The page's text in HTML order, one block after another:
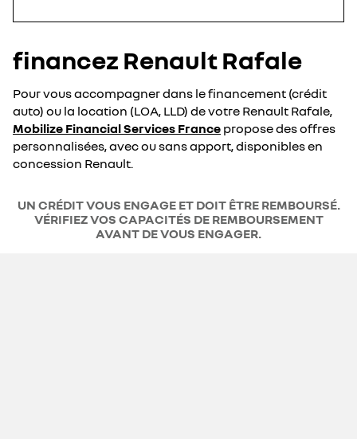
financez Renault Rafale
Pour vous accompagner dans le financement (crédit
auto) ou la location (LOA, LLD) de votre Renault Rafale,
Mobilize Financial Services France propose des offres
personnalisées, avec ou sans apport, disponibles en
concession Renault.
UN CRÉDIT VOUS ENGAGE ET DOIT ÊTRE REMBOURSÉ.
VÉRIFIEZ VOS CAPACITÉS DE REMBOURSEMENT
AVANT DE VOUS ENGAGER.